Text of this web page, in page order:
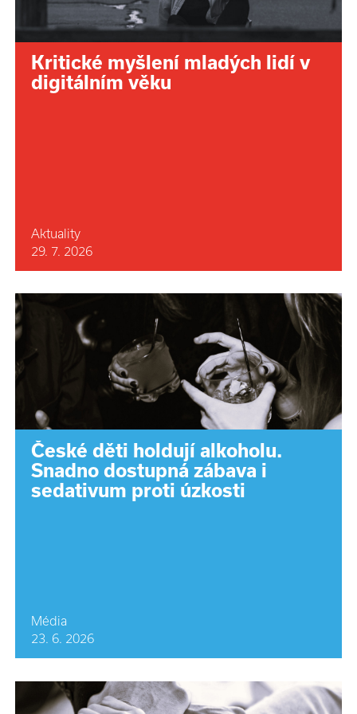
Kritické myšlení mladých lidí v
digitálním věku
Aktuality
29. 7. 2026
České děti holdují alkoholu.
Snadno dostupná zábava i
sedativum proti úzkosti
Média
23. 6. 2026